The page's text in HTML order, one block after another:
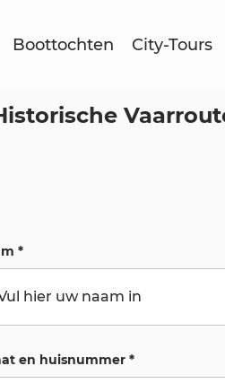
Boottochten City-Tours
*
en huisnummer*